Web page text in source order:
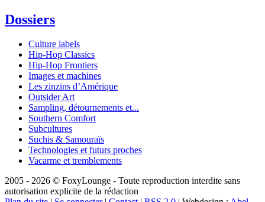
Dossiers
Culture labels
Hip-Hop Classics
Hip-Hop Frontiers
Images et machines
Les zinzins d’Amérique
Outsider Art
Sampling, détournements et...
Southern Comfort
Subcultures
Suchis & Samouraïs
Technologies et futurs proches
Vacarme et tremblements
2005 - 2026 © FoxyLounge - Toute reproduction interdite sans
autorisation explicite de la rédaction